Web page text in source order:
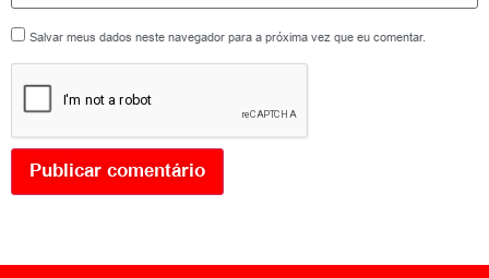
Salvar meus dados neste navegador para a próxima vez que eu comentar.